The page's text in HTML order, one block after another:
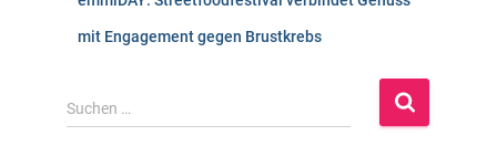
mit Engagement gegen Brustkrebs
S
u
Suchen …